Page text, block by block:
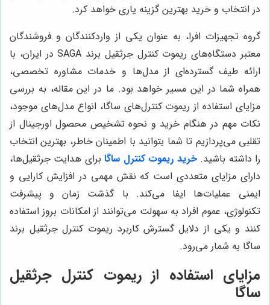
در انتخاب و خرید بهترین گزینه یاری خواهد کرد.
گروه تجهیزات افرا، به عنوان یکی از واردکنندگان و فروشندگان
معتبر دستگاه‌های ریموت کنترل جرثقیل برند SAGA در ایران، با
ارائه طیف گسترده‌ای از مدل‌ها و خدمات مشاوره تخصصی،
همراه شما در این مسیر خواهد بود. ما در این مقاله، به بررسی
مزایای استفاده از ریموت کنترل‌های ساگا، انواع مدل‌های موجود،
نکات مهم در هنگام خرید و نحوه تشخیص محصول اورجینال از
تقلبی می‌پردازیم تا شما بتوانید با اطمینان خاطر، بهترین انتخاب
را داشته باشید.خرید ریموت کنترل ساگابرای هدایت جرثقیل‌ها،
دارای مزایای متعددی است که نقش مهمی در افزایش کارایی و
ایمنی عملیات‌ها ایفا می‌کند. با گذشت زمان و پیشرفت
تکنولوژی، عموم افراد به سهولت می‌توانند از امکانات بروز استفاده
کنند و یکی از دلایل گسترش کاربرد ریموت کنترل جرثقیل برند
ساگا به شمار می‌رود.
مزایای استفاده از ریموت کنترل جرثقیل
ساگا